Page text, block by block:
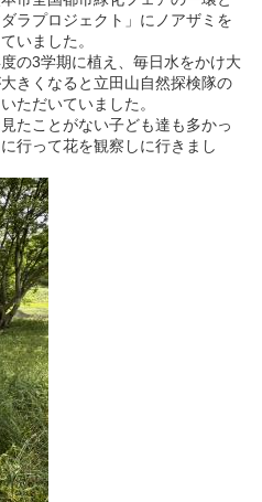
ラプロジェクト」にノアザミを
いました。
の3学期に植え、毎日水をかけ大
きくなると立田山自然探検隊の
ただいていました。
たことがない子ども達も多かっ
行って花を観察しに行きまし